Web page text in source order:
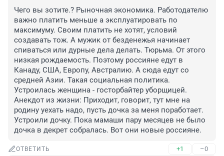
Чего вы зотите.? Рыночная экономика. Работодателю
важно платить меньше а эксплуатировать по
максимуму. Своим платить не хотят, условий
создавать тож. А мужик от безденежья начинает
спиваться или дурные дела делать. Тюрьма. От этого
низкая рождаемость. Поэтому россияне едут в
Канаду, США, Европу, Австралию. А сюда едут со
средней Азии. Такая социальная политика.
Устроилась женщина - госторбайтер уборщицей.
Анекдот из жизни: Приходит, говорит, тут мне на
родину уехать надо, пусть дочка за меня поработает.
Устроили дочку. Пока мамаши пару месяцев не было
дочка в декрет собралась. Вот они новые россияне.
ОТВЕТИТЬ +1 –0